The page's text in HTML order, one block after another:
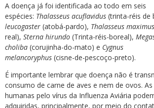
A doença já foi identificada ao todo em seis
espécies: Thalasseus acuflavidus (trinta-réis de
leucogaster (atobá-pardo), Thalasseus maximus
real), Sterna hirundo (Trinta-réis-boreal),
choliba (corujinha-do-mato) e Cygnus
melancoryphus (cisne-de-pescoço-preto).
É importante lembrar que doença não é
consumo de carne de aves e nem de ovos.
humanas pelo vírus da Influenza Aviária
adquiridas, principalmente, por meio do